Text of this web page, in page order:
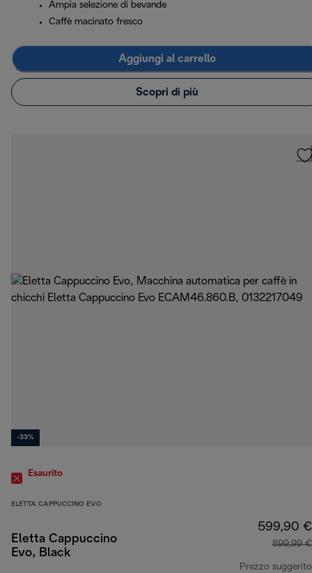
Ampia selezione di bevande
Caffè macinato fresco
Aggiungi al carrello
Scopri di più
-33%
Esaurito
ELETTA CAPPUCCINO EVO
Eletta Cappuccino
Evo, Black
599,90 €
899,99 €
Prezzo suggerito